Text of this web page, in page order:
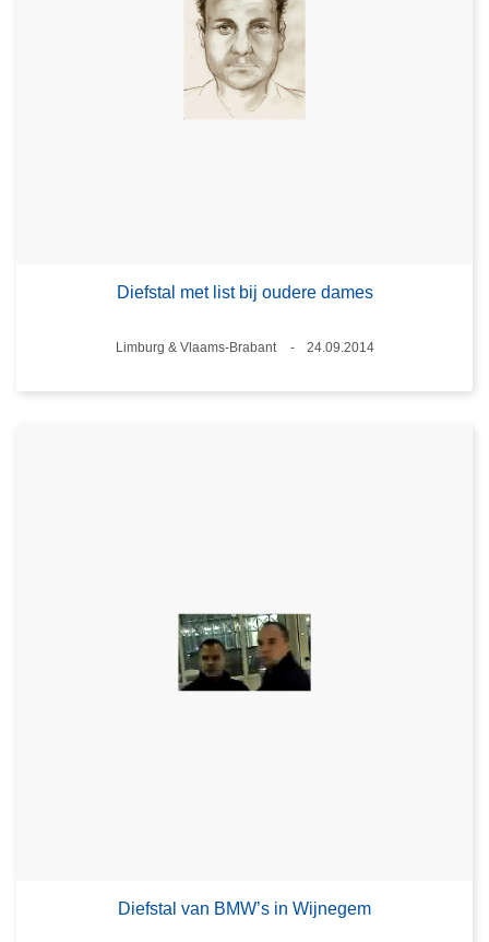
Diefstal met list bij oudere dames
Plaats
Limburg & Vlaams-Brabant
24.09.2014
Diefstal van BMW’s in Wijnegem